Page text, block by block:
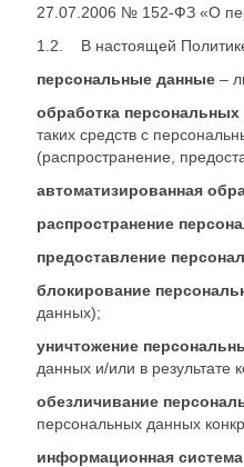
27.07.2006 № 152-ФЗ «О
1.2. В настоящей
персональные данные –
обработка
таких средств с
(распространение,
автоматизированная
распространение
предоставление
блокирование
данных);
уничтожение
данных и/или в результате
обезличивание
персональных данных
информационная